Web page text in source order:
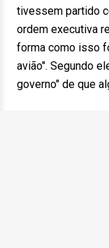
tivessem partido
ordem executiva
forma como isso
avião". Segundo
governo" de que